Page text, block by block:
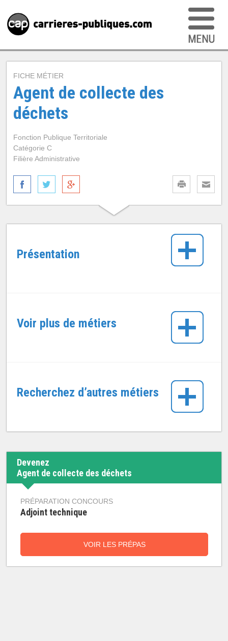
FICHE MÉTIER
Agent de collecte des
déchets
Fonction Publique Territoriale
Catégorie C
Filière Administrative
Présentation
Voir plus de métiers
Recherchez d’autres métiers
Devenez
Agent de collecte des déchets
PRÉPARATION CONCOURS
Adjoint technique
VOIR LES PRÉPAS